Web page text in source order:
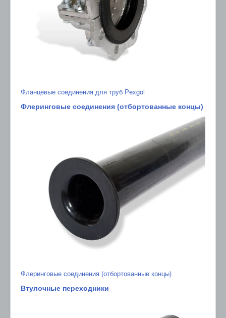
Фланцевые соединения для труб Pexgol
Флеринговые соединения (отбортованные концы)
Флеринговые соединения (отбортованные концы)
Втулочные переходники